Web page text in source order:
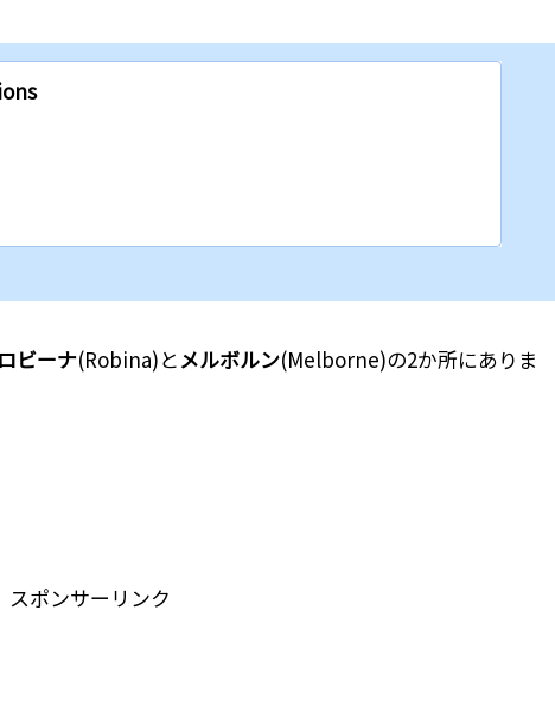
ビーナ(Robina)とメルボルン(Melborne)の2か所にありま
スポンサーリンク